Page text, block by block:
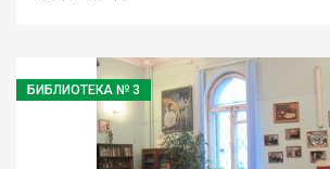
БИБЛИОТЕКА № 3